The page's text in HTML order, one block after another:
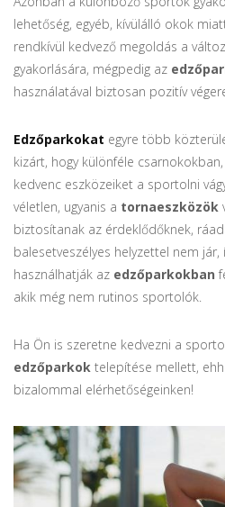
lehetőség, egyéb, kívülálló okok
rendkívül kedvező megoldás a
gyakorlására, mégpedig az
használatával biztosan pozitív
Edzőparkokat egyre több
kizárt, hogy különféle
kedvenc eszközeiket a sportolni
véletlen, ugyanis a tornaeszközök
biztosítanak az érdeklődőknek,
balesetveszélyes helyzettel nem jár,
használhatják az edzőparkokban
akik még nem rutinos sportolók.
Ha Ön is szeretne kedvezni a
edzőparkok telepítése mellett,
bizalommal elérhetőségeinken!